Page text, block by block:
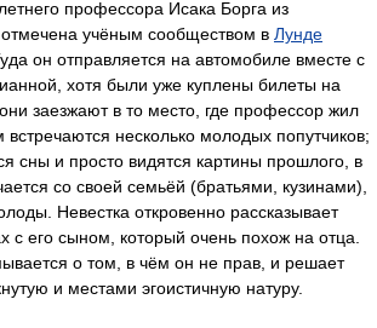
профессора Исака Борга из
учёным сообществом в Лунде
он отправляется на автомобиле вместе с
хотя были уже куплены билеты на
заезжают в то место, где профессор жил
несколько молодых попутчиков;
сны и просто видятся картины прошлого, в
со своей семьёй (братьями, кузинами),
Невестка откровенно рассказывает
с его сыном, который очень похож на отца.
о том, в чём он не прав, и решает
и местами эгоистичную натуру.